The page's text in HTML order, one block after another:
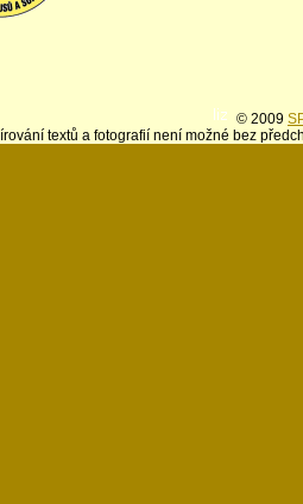
© 2009
textů a fotografií není možné bez